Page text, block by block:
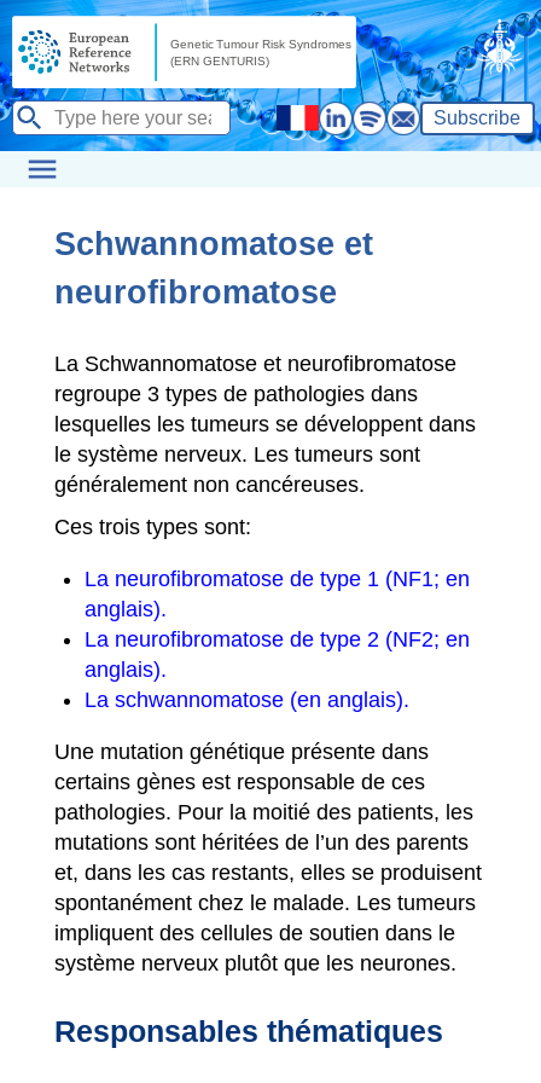
Subscribe
Schwannomatose et
neurofibromatose
La Schwannomatose et neurofibromatose
regroupe 3 types de pathologies dans
lesquelles les tumeurs se développent dans
le système nerveux. Les tumeurs sont
généralement non cancéreuses.
Ces trois types sont:
La neurofibromatose de type 1 (NF1; en
anglais).
La neurofibromatose de type 2 (NF2; en
anglais).
La schwannomatose (en anglais).
Une mutation génétique présente dans
certains gènes est responsable de ces
pathologies. Pour la moitié des patients, les
mutations sont héritées de l’un des parents
et, dans les cas restants, elles se produisent
spontanément chez le malade. Les tumeurs
impliquent des cellules de soutien dans le
système nerveux plutôt que les neurones.
Responsables thématiques